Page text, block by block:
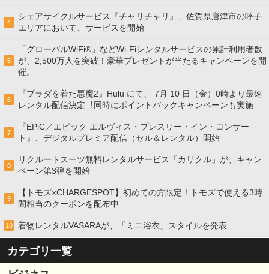
4
シェアサイクルサービス『チャリチャリ』、佐賀県唐津市の呼子
エリアにおいて、サービスを開始
5
「グローバルWiFi®」などWi-Fiレンタルサービスの累計利用者数
が、2,500万人を突破！豪華プレゼントが当たるキャンペーンを開
催。
6
『プラダを着た悪魔2』Hulu にて、 7⽉ 10 ⽇（金）0時より最速
レンタル配信決定︕同時にポイントバックキャンペーンも実施
7
『EPiC／エピック エルヴィス・プレスリー・イン・コンサー
ト』、デジタルプレミア配信（セル＆レンタル）開始
8
リクルートスーツ無料レンタルサービス「カリクル」が、キャン
ペーン第3弾を開始
9
【トモズ×CHARGESPOT】初めての方限定！トモズで使える3時
間相当のクーポンを配布中
10 着物レンタルVASARAが、「ミニ浴衣」スタイルを発表
カテゴリ一覧